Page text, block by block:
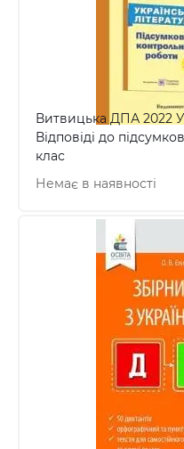
Витвицька ДПА 2022
Відповіді до
клас
Немає в наявності